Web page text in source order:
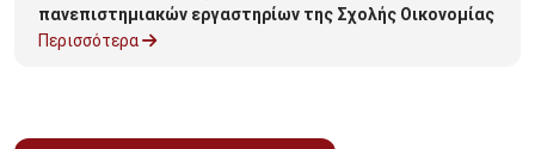
πανεπιστημιακών εργαστηρίων της Σχολής Οικονομίας
και Τεχνολογίας
Περισσότερα